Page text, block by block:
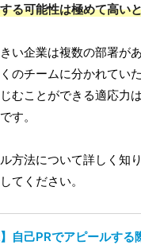
る可能性は極めて高い
い企業は複数の部署が
のチームに分かれてい
むことができる適応力
す。
方法について詳しく知
てください。
】自己PRでアピールす